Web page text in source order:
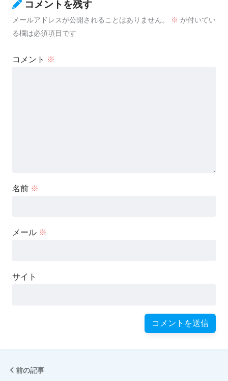
コメントを残す
メールアドレスが公開されることはありません。 ※ が付いてい
る欄は必須項目です
コメント ※
名前 ※
メール ※
サイト
前の記事